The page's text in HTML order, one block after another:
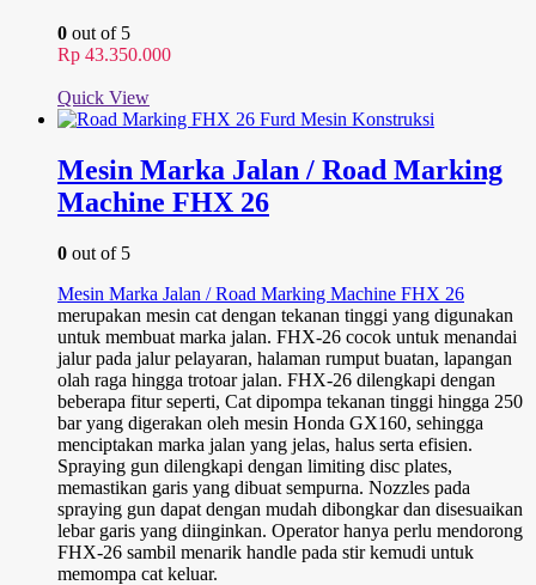
0 out of 5
Rp 43.350.000
Quick View
Mesin Marka Jalan / Road Marking
Machine FHX 26
0 out of 5
Mesin Marka Jalan / Road Marking Machine FHX 26
merupakan mesin cat dengan tekanan tinggi yang digunakan
untuk membuat marka jalan. FHX-26 cocok untuk menandai
jalur pada jalur pelayaran, halaman rumput buatan, lapangan
olah raga hingga trotoar jalan. FHX-26 dilengkapi dengan
beberapa fitur seperti, Cat dipompa tekanan tinggi hingga 250
bar yang digerakan oleh mesin Honda GX160, sehingga
menciptakan marka jalan yang jelas, halus serta efisien.
Spraying gun dilengkapi dengan limiting disc plates,
memastikan garis yang dibuat sempurna. Nozzles pada
spraying gun dapat dengan mudah dibongkar dan disesuaikan
lebar garis yang diinginkan. Operator hanya perlu mendorong
FHX-26 sambil menarik handle pada stir kemudi untuk
memompa cat keluar.